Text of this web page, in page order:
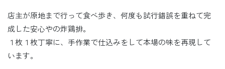
店主が原地まで行って食べ歩き、何度も試行錯誤を重ねて完
成した安心やの炸鶏排。
１枚１枚丁寧に、手作業で仕込みをして本場の味を再現して
います。